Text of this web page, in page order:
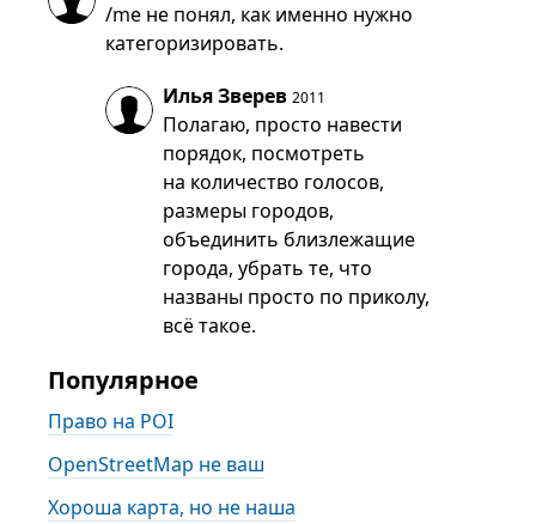
/me не понял, как именно нужно
категоризировать.
Илья Зверев 2011
Полагаю, просто навести
порядок, посмотреть
на количество голосов,
размеры городов,
объединить близлежащие
города, убрать те, что
названы просто по приколу,
всё такое.
Популярное
Право на POI
OpenStreetMap не ваш
Хороша карта, но не наша